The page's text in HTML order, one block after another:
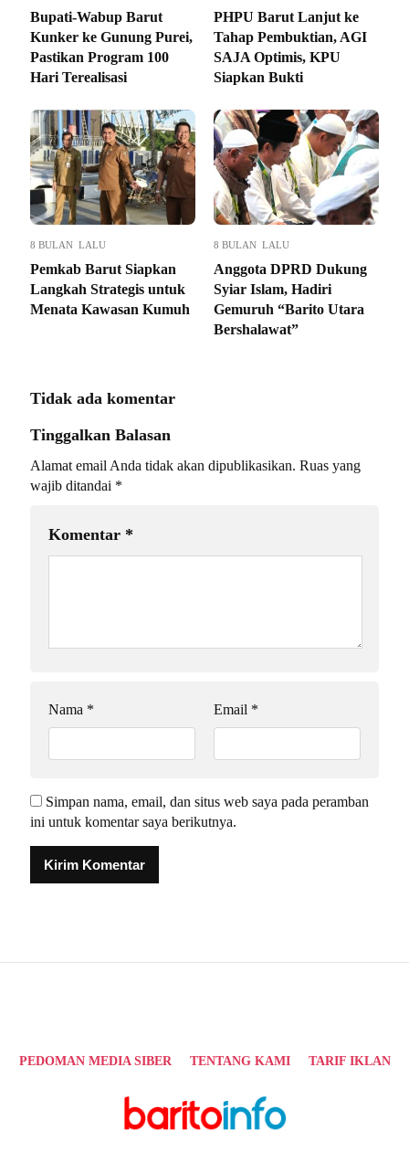
Bupati-Wabup Barut
Kunker ke Gunung Purei,
Pastikan Program 100
Hari Terealisasi
PHPU Barut Lanjut ke
Tahap Pembuktian, AGI
SAJA Optimis, KPU
Siapkan Bukti
8 BULAN LALU
Pemkab Barut Siapkan
Langkah Strategis untuk
Menata Kawasan Kumuh
8 BULAN LALU
Anggota DPRD Dukung
Syiar Islam, Hadiri
Gemuruh “Barito Utara
Bershalawat”
Tidak ada komentar
Tinggalkan Balasan
Alamat email Anda tidak akan dipublikasikan. Ruas yang
wajib ditandai *
Komentar *
Nama * Email *
Simpan nama, email, dan situs web saya pada peramban
ini untuk komentar saya berikutnya.
PEDOMAN MEDIA SIBER TENTANG KAMI TARIF IKLAN